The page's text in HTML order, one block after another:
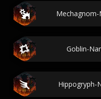
Goblin-
Hippogryph-